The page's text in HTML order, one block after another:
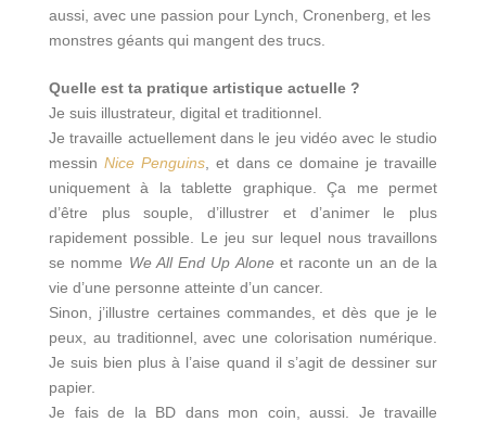
aussi, avec une passion pour Lynch, Cronenberg, et les
monstres géants qui mangent des trucs.
Quelle est ta pratique artistique actuelle ?
Je suis illustrateur, digital et traditionnel.
Je travaille actuellement dans le jeu vidéo avec le studio
messinNice Penguins , et dans ce domaine je travaille
uniquement à la tablette graphique. Ça me permet
d’être plus souple, d’illustrer et d’animer le plus
rapidement possible. Le jeu sur lequel nous travaillons
se nomme We All End Up Alone et raconte un an de la
vie d’une personne atteinte d’un cancer.
Sinon, j’illustre certaines commandes, et dès que je le
peux, au traditionnel, avec une colorisation numérique.
Je suis bien plus à l’aise quand il s’agit de dessiner sur
papier.
Je fais de la BD dans mon coin, aussi. Je travaille